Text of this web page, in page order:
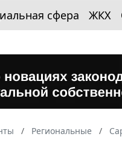
сфера ЖКХ
Региональные